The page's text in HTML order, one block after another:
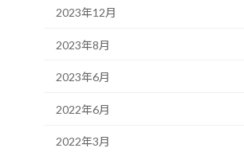
2023年12月
2023年8月
2023年6月
2022年6月
2022年3月